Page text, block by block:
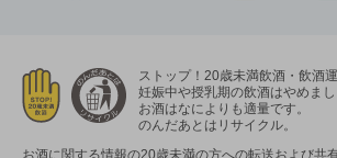
ストップ！20歳未満飲酒・飲酒運
妊娠中や授乳期の飲酒はやめまし
お酒はなによりも適量です。
のんだあとはリサイクル。
お酒に関する情報の20歳未満の方への転送および共